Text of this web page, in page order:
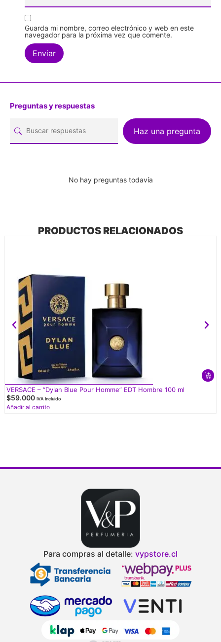
Guarda mi nombre, correo electrónico y web en este
navegador para la próxima vez que comente.
Preguntas y respuestas
Haz una pregunta
No hay preguntas todavía
PRODUCTOS RELACIONADOS
VERSACE – “Dylan Blue Pour Homme” EDT Hombre 100 ml
$59.000 IVA Incluido
Añadir al carrito
Para compras al detalle: vypstore.cl